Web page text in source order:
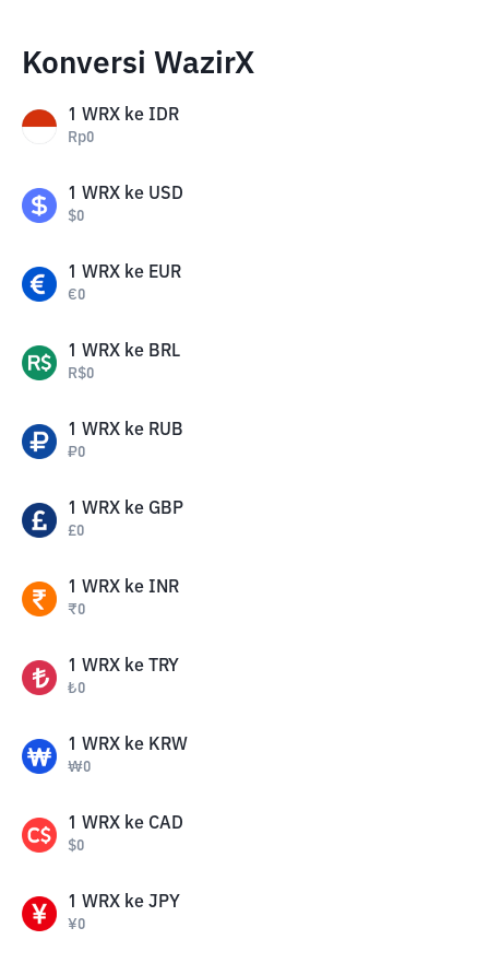
Konversi WazirX
1 WRX ke IDR
Rp0
1 WRX ke USD
$0
1 WRX ke EUR
€0
1 WRX ke BRL
R$0
1 WRX ke RUB
₽0
1 WRX ke GBP
£0
1 WRX ke INR
₹0
1 WRX ke TRY
₺0
1 WRX ke KRW
₩0
1 WRX ke CAD
$0
1 WRX ke JPY
¥0